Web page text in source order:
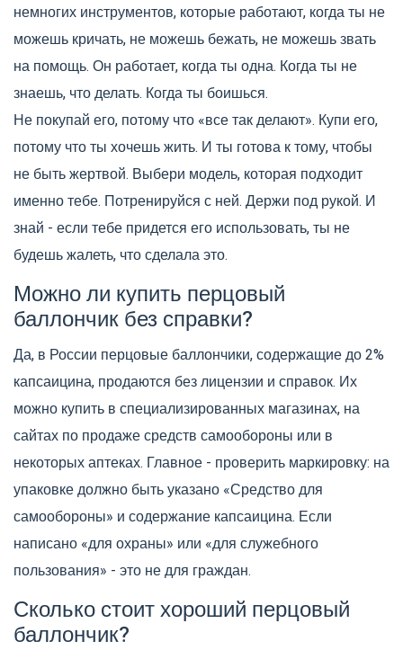
немногих инструментов, которые работают, когда ты не
можешь кричать, не можешь бежать, не можешь звать
на помощь. Он работает, когда ты одна. Когда ты не
знаешь, что делать. Когда ты боишься.
Не покупай его, потому что «все так делают». Купи его,
потому что ты хочешь жить. И ты готова к тому, чтобы
не быть жертвой. Выбери модель, которая подходит
именно тебе. Потренируйся с ней. Держи под рукой. И
знай - если тебе придется его использовать, ты не
будешь жалеть, что сделала это.
Можно ли купить перцовый
баллончик без справки?
Да, в России перцовые баллончики, содержащие до 2%
капсаицина, продаются без лицензии и справок. Их
можно купить в специализированных магазинах, на
сайтах по продаже средств самообороны или в
некоторых аптеках. Главное - проверить маркировку: на
упаковке должно быть указано «Средство для
самообороны» и содержание капсаицина. Если
написано «для охраны» или «для служебного
пользования» - это не для граждан.
Сколько стоит хороший перцовый
баллончик?